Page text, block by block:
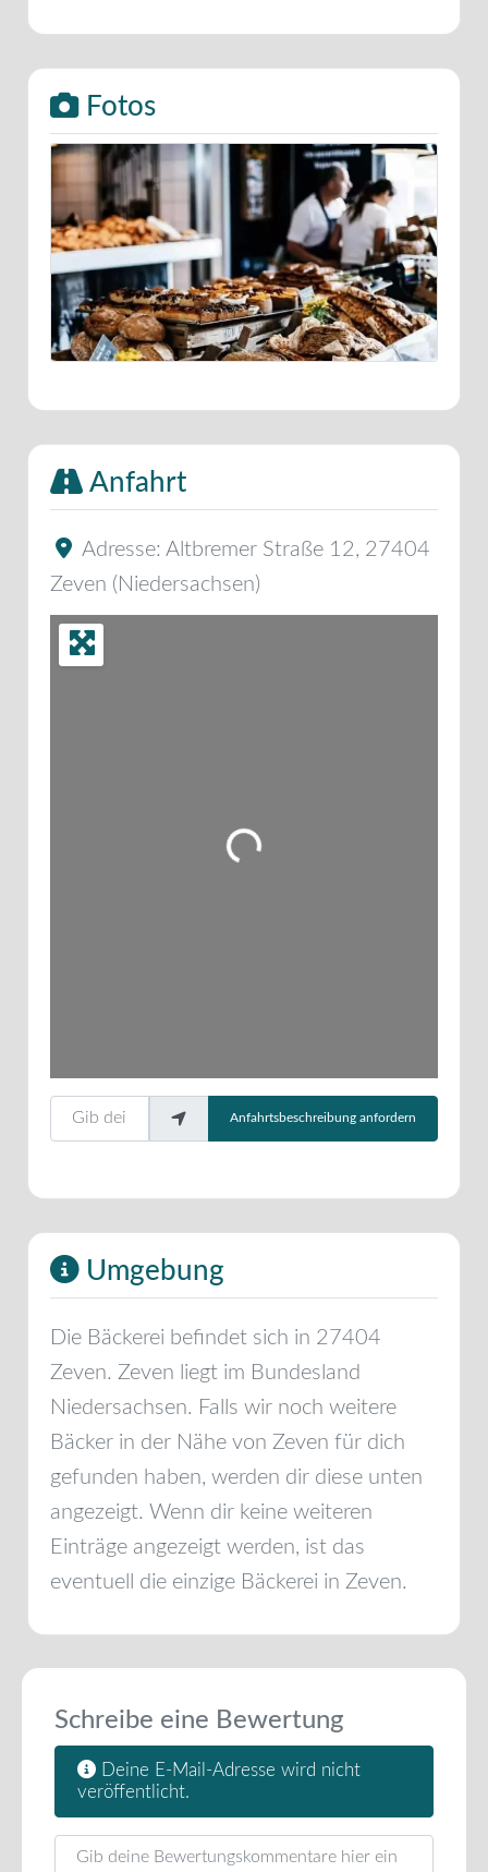
Fotos
Anfahrt
Adresse: Altbremer Straße 12, 27404
Zeven ( Niedersachsen)
Wird geladen …
Gib deinen Standort ein.
Anfahrtsbeschreibung anfordern
Umgebung
Die Bäckerei befindet sich in 27404
Zeven. Zeven liegt im Bundesland
Niedersachsen. Falls wir noch weitere
Bäcker in der Nähe von Zeven für dich
gefunden haben, werden dir diese unten
angezeigt. Wenn dir keine weiteren
Einträge angezeigt werden, ist das
eventuell die einzige Bäckerei in Zeven.
Schreibe eine Bewertung
Deine E-Mail-Adresse wird nicht
veröffentlicht.
Rezensionstext